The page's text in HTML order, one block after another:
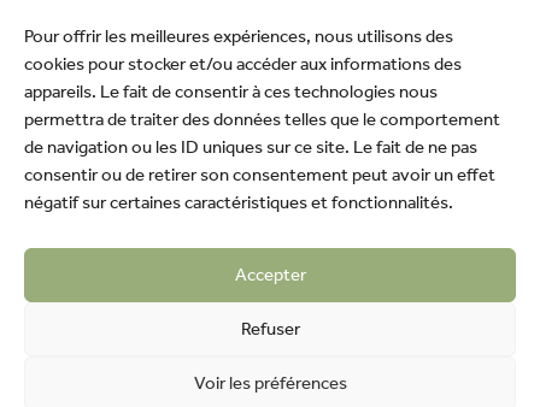
Pour offrir les meilleures expériences, nous utilisons des
cookies pour stocker et/ou accéder aux informations des
appareils. Le fait de consentir à ces technologies nous
permettra de traiter des données telles que le comportement
de navigation ou les ID uniques sur ce site. Le fait de ne pas
consentir ou de retirer son consentement peut avoir un effet
négatif sur certaines caractéristiques et fonctionnalités.
Accepter
Refuser
Voir les préférences
Contact
News
Press review
Privacy policy
Legal
Terms and conditions